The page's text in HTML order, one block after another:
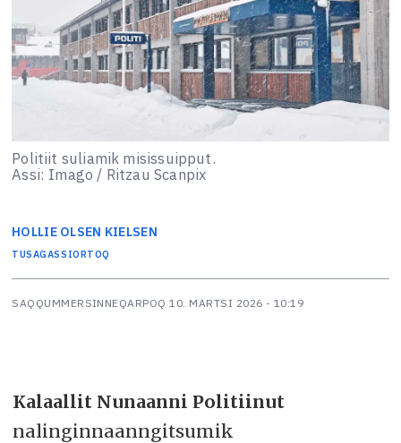
Politiit suliamik misissuipput.
Assi: Imago / Ritzau Scanpix
HOLLIE OLSEN KIELSEN
TUSAGASSIORTOQ
SAQQUMMERSINNEQARPOQ 10. MARTSI 2026 - 10:19
Kalaallit Nunaanni Politiinut
nalinginnaanngitsumik